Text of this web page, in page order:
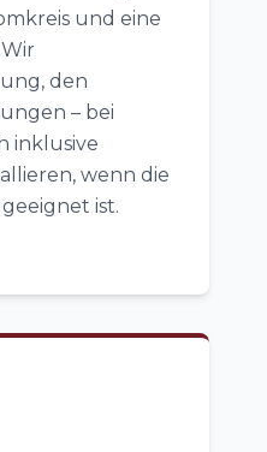
und eine
den
– bei
inklusive
wenn die
ist.